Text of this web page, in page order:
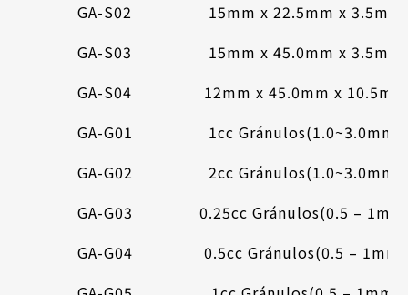
GA-S02
15mm x 22.5mm x 3.5mm
GA-S03
15mm x 45.0mm x 3.5mm
GA-S04
12mm x 45.0mm x 10.5mm
GA-G01
1cc Gránulos(1.0~3.0mm)
GA-G02
2cc Gránulos(1.0~3.0mm)
GA-G03
0.25cc Gránulos(0.5 –
GA-G04
0.5cc Gránulos(0.5 – 1mm)